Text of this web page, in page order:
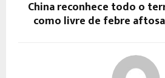
China reconhece todo o
como livre de febre